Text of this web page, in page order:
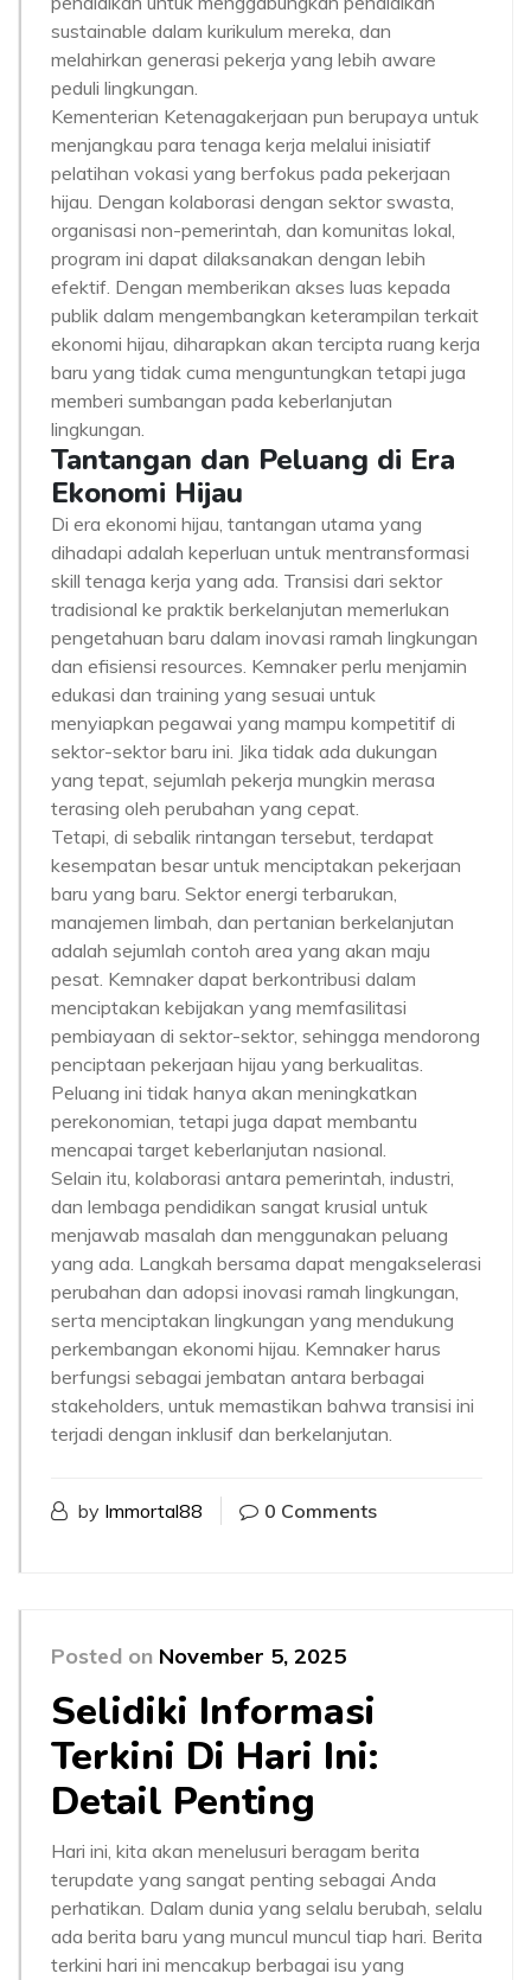
sustainable dalam kurikulum mereka, dan
melahirkan generasi pekerja yang lebih aware
peduli lingkungan.
Kementerian Ketenagakerjaan pun berupaya untuk
menjangkau para tenaga kerja melalui inisiatif
pelatihan vokasi yang berfokus pada pekerjaan
hijau. Dengan kolaborasi dengan sektor swasta,
organisasi non-pemerintah, dan komunitas lokal,
program ini dapat dilaksanakan dengan lebih
efektif. Dengan memberikan akses luas kepada
publik dalam mengembangkan keterampilan terkait
ekonomi hijau, diharapkan akan tercipta ruang kerja
baru yang tidak cuma menguntungkan tetapi juga
memberi sumbangan pada keberlanjutan
lingkungan.
Tantangan dan Peluang di Era
Ekonomi Hijau
Di era ekonomi hijau, tantangan utama yang
dihadapi adalah keperluan untuk mentransformasi
skill tenaga kerja yang ada. Transisi dari sektor
tradisional ke praktik berkelanjutan memerlukan
pengetahuan baru dalam inovasi ramah lingkungan
dan efisiensi resources. Kemnaker perlu menjamin
edukasi dan training yang sesuai untuk
menyiapkan pegawai yang mampu kompetitif di
sektor-sektor baru ini. Jika tidak ada dukungan
yang tepat, sejumlah pekerja mungkin merasa
terasing oleh perubahan yang cepat.
Tetapi, di sebalik rintangan tersebut, terdapat
kesempatan besar untuk menciptakan pekerjaan
baru yang baru. Sektor energi terbarukan,
manajemen limbah, dan pertanian berkelanjutan
adalah sejumlah contoh area yang akan maju
pesat. Kemnaker dapat berkontribusi dalam
menciptakan kebijakan yang memfasilitasi
pembiayaan di sektor-sektor, sehingga mendorong
penciptaan pekerjaan hijau yang berkualitas.
Peluang ini tidak hanya akan meningkatkan
perekonomian, tetapi juga dapat membantu
mencapai target keberlanjutan nasional.
Selain itu, kolaborasi antara pemerintah, industri,
dan lembaga pendidikan sangat krusial untuk
menjawab masalah dan menggunakan peluang
yang ada. Langkah bersama dapat mengakselerasi
perubahan dan adopsi inovasi ramah lingkungan,
serta menciptakan lingkungan yang mendukung
perkembangan ekonomi hijau. Kemnaker harus
berfungsi sebagai jembatan antara berbagai
stakeholders, untuk memastikan bahwa transisi ini
terjadi dengan inklusif dan berkelanjutan.
by Immortal88 0 Comments
Posted on November 5, 2025
Selidiki Informasi
Terkini Di Hari Ini:
Detail Penting
Hari ini, kita akan menelusuri beragam berita
terupdate yang sangat penting sebagai Anda
perhatikan. Dalam dunia yang selalu berubah, selalu
ada berita baru yang muncul muncul tiap hari. Berita
terkini hari ini mencakup berbagai isu yang